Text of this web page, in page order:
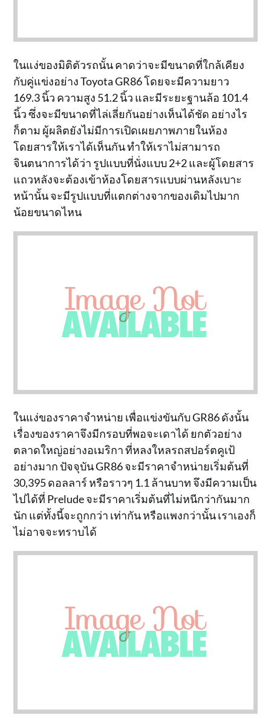
ในแง่ของมิติตัวรถนั้น คาดว่าจะมีขนาดที่ใกล้เคียง
กับคู่แข่งอย่าง Toyota GR86 โดยจะมีความยาว
169.3 นิ้ว ความสูง 51.2 นิ้ว และมีระยะฐานล้อ 101.4
นิ้ว ซึ่งจะมีขนาดที่ไล่เลี่ยกันอย่างเห็นได้ชัด อย่างไร
ก็ตาม ผู้ผลิตยังไม่มีการเปิดเผยภาพภายในห้อง
โดยสารให้เราได้เห็นกัน ทำให้เราไม่สามารถ
จินตนาการได้ว่า รูปแบบที่นั่งแบบ 2+2 และผู้โดยสาร
แถวหลังจะต้องเข้าห้องโดยสารแบบผ่านหลังเบาะ
หน้านั้น จะมีรูปแบบที่แตกต่างจากของเดิมไปมาก
น้อยขนาดไหน
ในแง่ของราคาจำหน่าย เพื่อแข่งขันกับ GR86 ดังนั้น
เรื่องของราคาจึงมีกรอบที่พอจะเดาได้ ยกตัวอย่าง
ตลาดใหญ่อย่างอเมริกา ที่หลงใหลรถสปอร์ตคูเป้
อย่างมาก ปัจจุบัน GR86 จะมีราคาจำหน่ายเริ่มต้นที่
30,395 ดอลลาร์ หรือราวๆ 1.1 ล้านบาท จึงมีความเป็น
ไปได้ที่ Prelude จะมีราคาเริ่มต้นที่ไม่หนีกว่ากันมาก
นัก แต่ทั้งนี้จะถูกกว่า เท่ากัน หรือแพงกว่านั้น เราเองก็
ไม่อาจจะทราบได้